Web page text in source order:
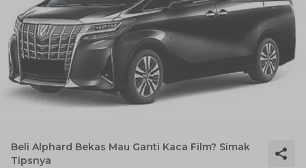
Beli Alphard Bekas Mau Ganti Kaca Film? Simak
Tipsnya